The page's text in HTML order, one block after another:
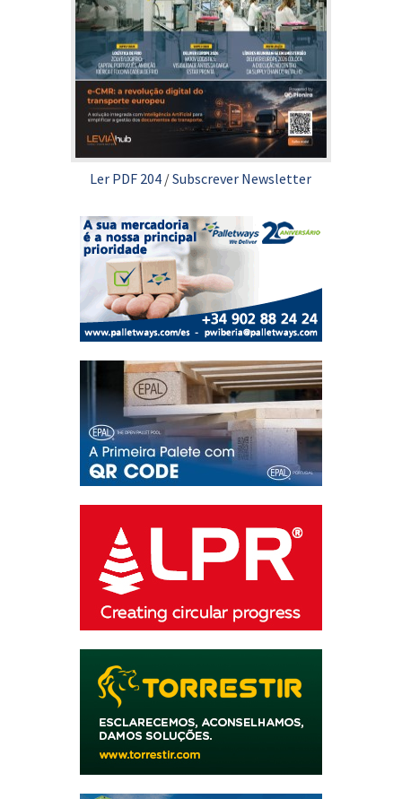
Ler PDF 204 /Subscrever Newsletter